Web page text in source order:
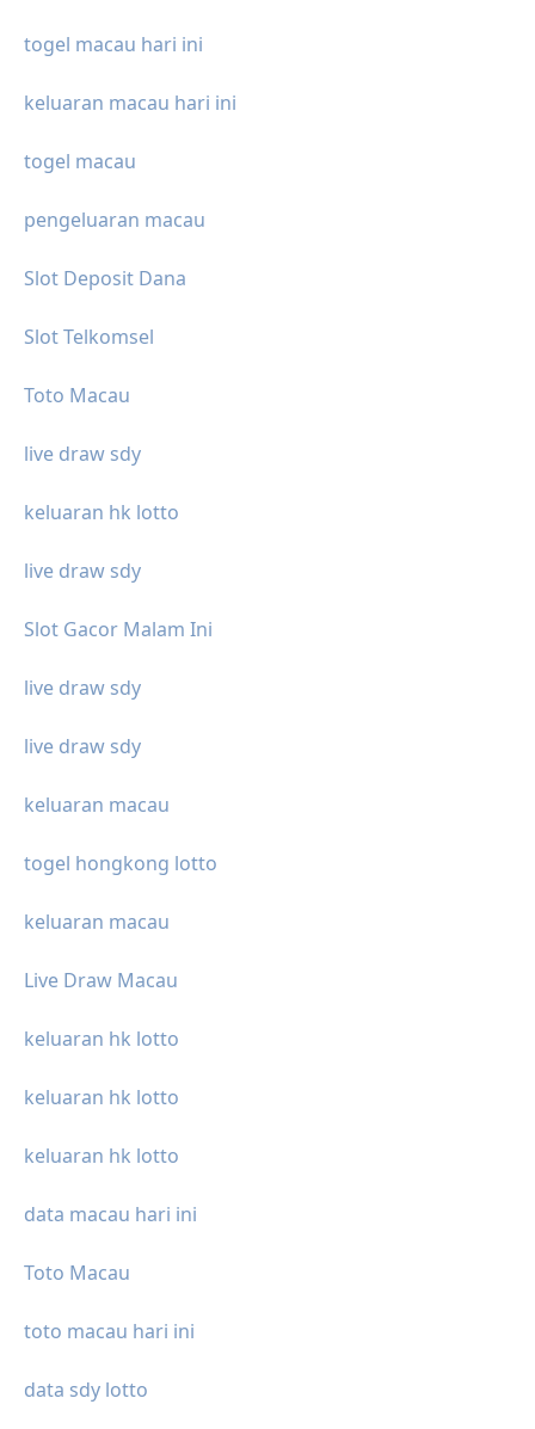
togel macau hari ini
keluaran macau hari ini
togel macau
pengeluaran macau
Slot Deposit Dana
Slot Telkomsel
Toto Macau
live draw sdy
keluaran hk lotto
live draw sdy
Slot Gacor Malam Ini
live draw sdy
live draw sdy
keluaran macau
togel hongkong lotto
keluaran macau
Live Draw Macau
keluaran hk lotto
keluaran hk lotto
keluaran hk lotto
data macau hari ini
Toto Macau
toto macau hari ini
data sdy lotto